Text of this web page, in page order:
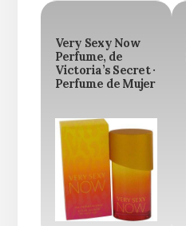
Very Sexy Now
Perfume, de
Victoria’s Secret ·
Perfume de Mujer